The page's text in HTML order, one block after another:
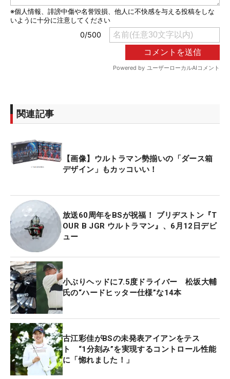
関連記事
【画像】ウルトラマン勢揃いの「ダース箱
デザイン」もカッコいい！
放送60周年をBSが祝福！ ブリヂストン『T
OUR B JGR ウルトラマン』、6月12日デビ
ュー
小ぶりヘッドに7.5度ドライバー 松坂大輔
氏の“ハードヒッター仕様”な14本
古江彩佳がBSの未発表アイアンをテス
ト “1分刻み”を実現するコントロール性能
に「惚れました！」